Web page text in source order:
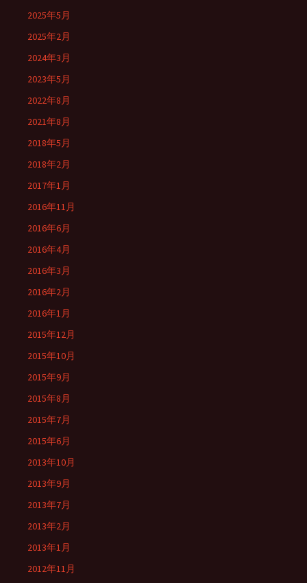
2025年5月
2025年2月
2024年3月
2023年5月
2022年8月
2021年8月
2018年5月
2018年2月
2017年1月
2016年11月
2016年6月
2016年4月
2016年3月
2016年2月
2016年1月
2015年12月
2015年10月
2015年9月
2015年8月
2015年7月
2015年6月
2013年10月
2013年9月
2013年7月
2013年2月
2013年1月
2012年11月